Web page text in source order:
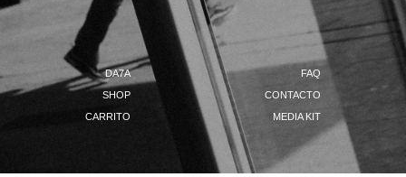
DA7A
SHOP
CARRITO
FAQ
CONTACTO
MEDIA KIT